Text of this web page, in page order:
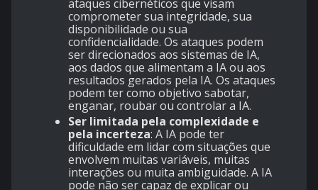
ataques cibernéticos que visam
comprometer sua integridade, sua
disponibilidade ou sua
confidencialidade. Os ataques podem
ser direcionados aos sistemas de IA,
aos dados que alimentam a IA ou aos
resultados gerados pela IA. Os ataques
podem ter como objetivo sabotar,
enganar, roubar ou controlar a IA.
Ser limitada pela complexidade e
pela incerteza: A IA pode ter
dificuldade em lidar com situações que
envolvem muitas variáveis, muitas
interações ou muita ambiguidade. A IA
pode não ser capaz de explicar ou